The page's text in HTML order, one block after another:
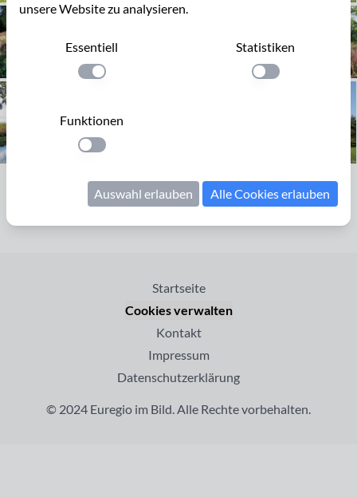
Seite 1 von 1
Startseite
Cookies verwalten
Kontakt
Impressum
Datenschutzerklärung
© 2024 Euregio im Bild. Alle Rechte vorbehalten.
unsere Website zu analysieren.
Essentiell
Einstellung anwenden
Statistiken
Einstellung
Funktionen
Einstellung anwenden
Auswahl erlauben Alle Cookies erlauben